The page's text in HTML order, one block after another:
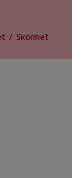
Skönhet